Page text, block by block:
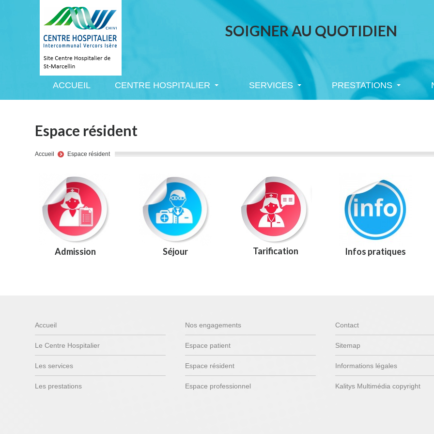
SOIGNER AU QUOTIDIEN
ACCUEIL CENTRE HOSPITALIER SERVICES PRESTATIONS
Espace résident
You are here:
Accueil Espace résident
Admission Séjour Tarification Infos pratiques
Accueil
Le Centre Hospitalier
Les services
Les prestations
Nos engagements
Espace patient
Espace résident
Espace professionnel
Contact
Sitemap
Informations légales
Kalitys Multimédia copyright